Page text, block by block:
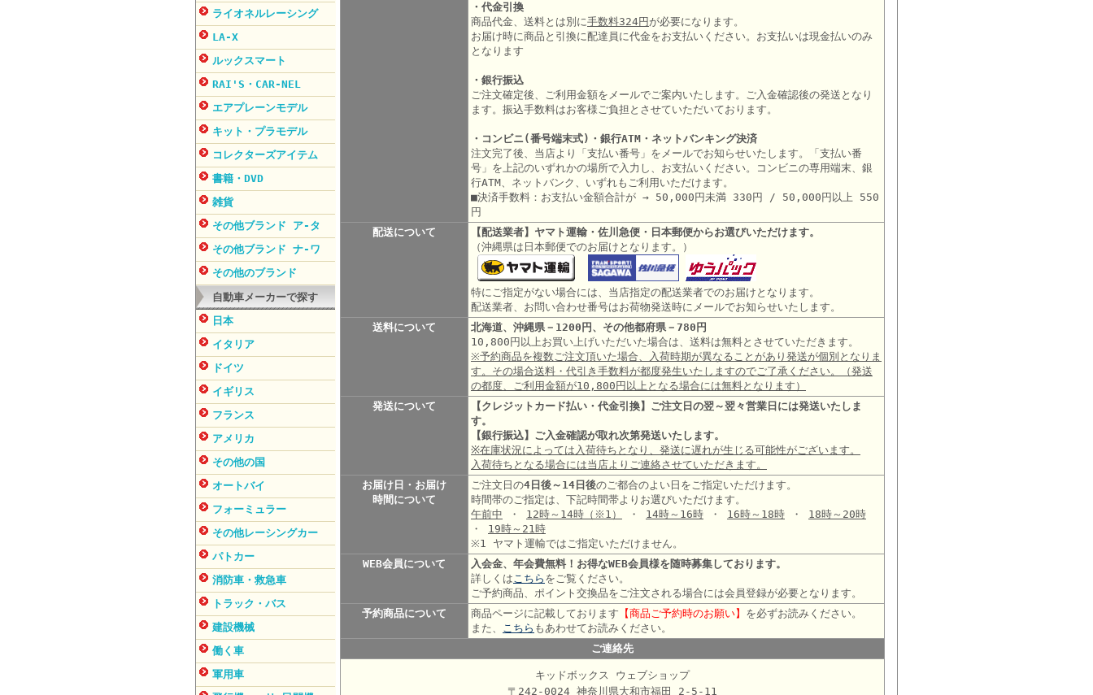
ライオネルレーシング
LA-X
ルックスマート
RAI'S・CAR-NEL
エアプレーンモデル
キット・プラモデル
コレクターズアイテム
書籍・DVD
雑貨
その他ブランド ア-タ
その他ブランド ナ-ワ
その他のブランド
自動車メーカーで探す
日本
イタリア
ドイツ
イギリス
フランス
アメリカ
その他の国
オートバイ
フォーミュラー
その他レーシングカー
パトカー
消防車・救急車
トラック・バス
建設機械
働く車
軍用車
・代金引換
商品代金、送料とは別に手数料324円 が必要になります。
お届け時に商品と引換に配達員に代金をお支払いください。お支払いは現金払いのみ
となります
・銀行振込
ご注文確定後、ご利用金額をメールでご案内いたします。ご入金確認後の発送となり
ます。振込手数料はお客様ご負担とさせていただいております。
・コンビニ(番号端末式)・銀行ATM・ネットバンキング決済
注文完了後、当店より「支払い番号」をメールでお知らせいたします。「支払い番
号」を上記のいずれかの場所で入力し、お支払いください。コンビニの専用端末、銀
行ATM、ネットバンク、いずれもご利用いただけます。
■決済手数料：お支払い金額合計が → 50,000円未満 330円 / 50,000円以上 550
円
配送について
【配送業者】ヤマト運輸・佐川急便・日本郵便からお選びいただけます。
（沖縄県は日本郵便でのお届けとなります。）
特にご指定がない場合には、当店指定の配送業者でのお届けとなります。
配送業者、お問い合わせ番号はお荷物発送時にメールでお知らせいたします。
送料について
北海道、沖縄県－1200円、その他都府県－780円
10,800円以上お買い上げいただいた場合は、送料は無料とさせていただきます。
※予約商品を複数ご注文頂いた場合、入荷時期が異なることがあり発送が個別となりま
す。その場合送料・代引き手数料が都度発生いたしますのでご了承ください。（発送
の都度、ご利用金額が10,800円以上となる場合には無料となります）
発送について
【クレジットカード払い・代金引換】ご注文日の翌～翌々営業日には発送いたしま
す。
【銀行振込】ご入金確認が取れ次第発送いたします。
※在庫状況によっては入荷待ちとなり、発送に遅れが生じる可能性がございます。
入荷待ちとなる場合には当店よりご連絡させていただきます。
お届け日・お届け
時間について
ご注文日の4日後～14日後のご都合のよい日をご指定いただけます。
時間帯のご指定は、下記時間帯よりお選びいただけます。
午前中 ・ 12時～14時 （※1） ・ 14時～16時 ・ 16時～18時 ・ 18時～20時
・ 19時～21時
※1 ヤマト運輸ではご指定いただけません。
WEB会員について
入会金、年会費無料！お得なWEB会員様を随時募集しております。
詳しくはこちら をご覧ください。
ご予約商品、ポイント交換品をご注文される場合には会員登録が必要となります。
予約商品について
商品ページに記載しております 【商品ご予約時のお願い】 を必ずお読みください。
また、 こちら もあわせてお読みください。
ご連絡先
キッドボックス ウェブショップ
〒242-0024 神奈川県大和市福田 2-5-11